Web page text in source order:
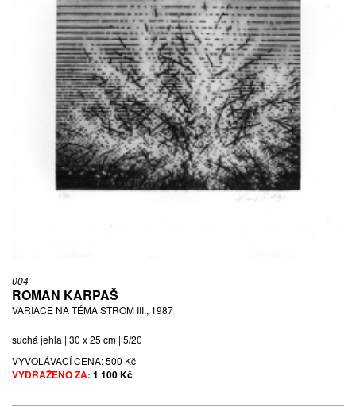
004
ROMAN KARPAŠ
VARIACE NA TÉMA STROM III., 1987
suchá jehla | 30 x 25 cm | 5/20
VYVOLÁVACÍ CENA:500 Kč
VYDRAŽENO ZA: 1 100 Kč